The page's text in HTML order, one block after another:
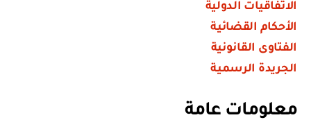
الاتفاقيات الدولية
الأحكام القضائية
الفتاوى القانونية
الجريدة الرسمية
معلومات عامة